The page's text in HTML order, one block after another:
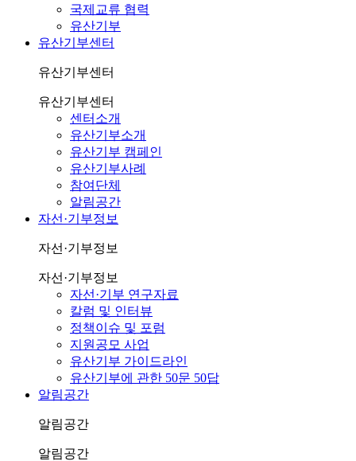
국제교류 협력
유산기부
유산기부센터
유산기부센터
유산기부센터
센터소개
유산기부소개
유산기부 캠페인
유산기부사례
참여단체
알림공간
자선·기부정보
자선·기부정보
자선·기부정보
자선·기부 연구자료
칼럼 및 인터뷰
정책이슈 및 포럼
지원공모 사업
유산기부 가이드라인
유산기부에 관한 50문 50답
알림공간
알림공간
알림공간